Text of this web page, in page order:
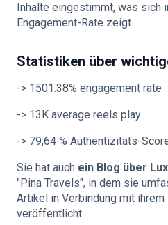
Inhalte eingestimmt, was sich
Engagement-Rate zeigt.
Statistiken über
-> 1501.38% engagement rate
-> 13K average reels play
-> 79,64 % Authentizitäts-
Sie hat auch ein Blog über
"Pina Travels", in dem sie
Artikel in Verbindung mit
veröffentlicht.